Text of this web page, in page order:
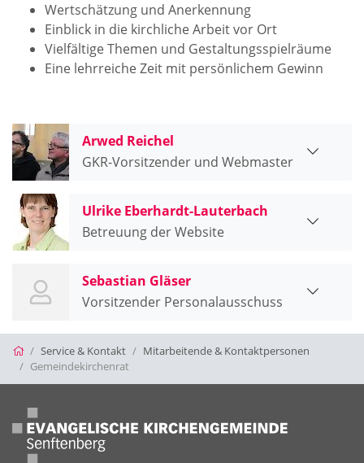
Wertschätzung und Anerkennung
Einblick in die kirchliche Arbeit vor Ort
Vielfältige Themen und Gestaltungsspielräume
Eine lehrreiche Zeit mit persönlichem Gewinn
Arwed Reichel
GKR-Vorsitzender und Webmaster
Ulrike Eberhardt-Lauterbach
Betreuung der Website
Sebastian Gläser
Vorsitzender Personalausschuss
Startseite
Service & Kontakt
Mitarbeitende & Kontaktpersonen
Gemeindekirchenrat